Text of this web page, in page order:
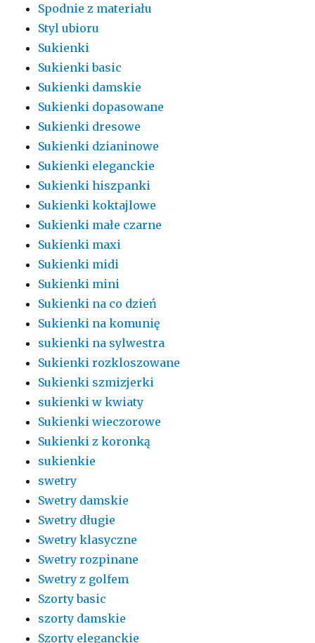
Spodnie z materiału
Styl ubioru
Sukienki
Sukienki basic
Sukienki damskie
Sukienki dopasowane
Sukienki dresowe
Sukienki dzianinowe
Sukienki eleganckie
Sukienki hiszpanki
Sukienki koktajlowe
Sukienki małe czarne
Sukienki maxi
Sukienki midi
Sukienki mini
Sukienki na co dzień
Sukienki na komunię
sukienki na sylwestra
Sukienki rozkloszowane
Sukienki szmizjerki
sukienki w kwiaty
Sukienki wieczorowe
Sukienki z koronką
sukienkie
swetry
Swetry damskie
Swetry długie
Swetry klasyczne
Swetry rozpinane
Swetry z golfem
Szorty basic
szorty damskie
Szorty eleganckie